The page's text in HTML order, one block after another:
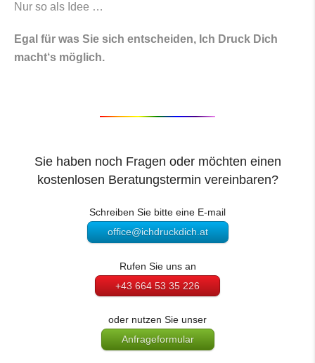
Nur so als Idee …
Egal für was Sie sich entscheiden, Ich Druck Dich
macht‘s möglich.
Sie haben noch Fragen oder möchten einen
kostenlosen Beratungstermin vereinbaren?
Schreiben Sie bitte eine E-mail
office@ichdruckdich.at
Rufen Sie uns an
+43 664 53 35 226
oder nutzen Sie unser
Anfrageformular